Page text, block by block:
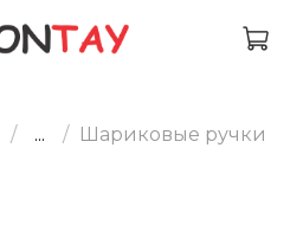
... Шариковые ручки